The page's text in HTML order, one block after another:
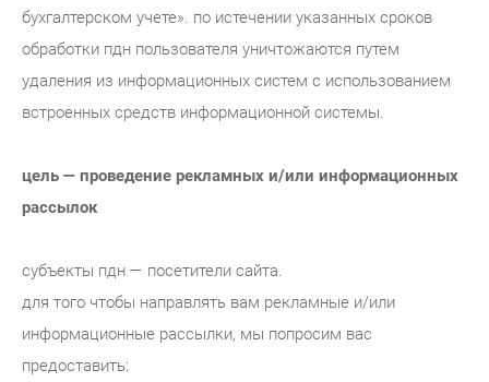
бухгалтерском учете». по истечении указанных сроков
обработки пдн пользователя уничтожаются путем
удаления из информационных систем с использованием
встроенных средств информационной системы.
цель — проведение рекламных и/или информационных
рассылок
субъекты пдн — посетители сайта.
для того чтобы направлять вам рекламные и/или
информационные рассылки, мы попросим вас
предоставить: